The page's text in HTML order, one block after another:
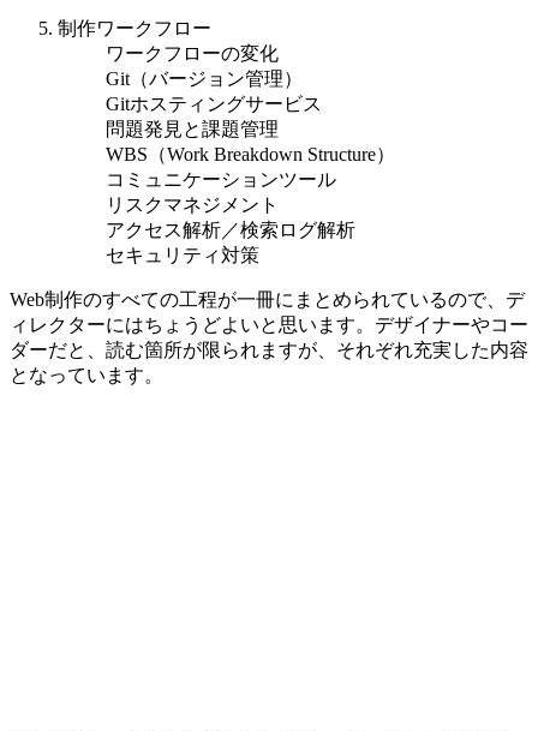
制作ワークフロー
ワークフローの変化
Git（バージョン管理）
Gitホスティングサービス
問題発見と課題管理
WBS（Work Breakdown Structure）
コミュニケーションツール
リスクマネジメント
アクセス解析／検索ログ解析
セキュリティ対策
Web制作のすべての工程が一冊にまとめられているので、デ
ィレクターにはちょうどよいと思います。デザイナーやコー
ダーだと、読む箇所が限られますが、それぞれ充実した内容
となっています。